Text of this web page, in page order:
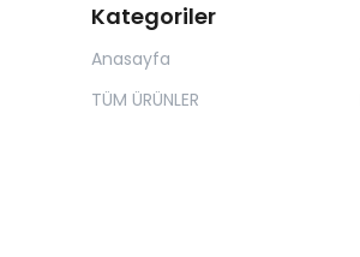
Kategoriler
Anasayfa
TÜM ÜRÜNLER